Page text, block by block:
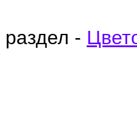
раздел -